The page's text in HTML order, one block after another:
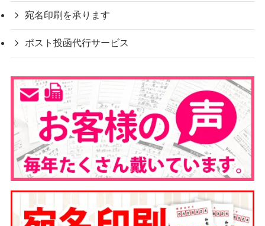
宛名印刷を承ります
ポスト投函代行サービス